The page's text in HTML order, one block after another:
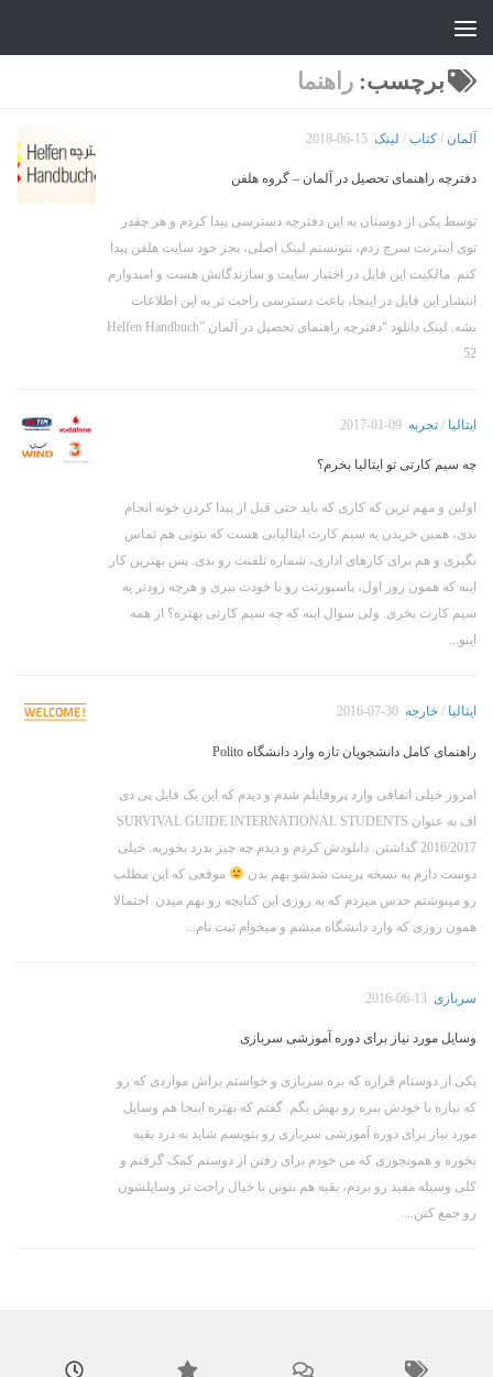
برچسب: راهنما
آلمان / کتاب / لینک 2018-06-15
دفترچه راهنمای تحصیل در آلمان – گروه هلفن
توسط یکی از دوستان به این دفترچه دسترسی پیدا کردم و هر چقدر
توی اینترنت سرچ زدم، نتونستم لینک اصلی، بجز خود سایت هلفن پیدا
کنم. مالکیت این فایل در اختیار سایت و سازندگانش هست و امیدوارم
انتشار این فایل در اینجا، باعث دسترسی راحت تر به این اطلاعات
بشه. لینک دانلود “دفترچه راهنمای تحصیل در آلمان Helfen Handbuch”
52
ایتالیا / تجربه 2017-01-09
چه سیم کارتی تو ایتالیا بخرم؟
اولین و مهم ترین که کاری که باید حتی قبل از پیدا کردن خونه انجام
بدی، همین خریدن یه سیم کارت ایتالیایی هست که بتونی هم تماس
بگیری و هم برای کارهای اداری، شماره تلفنت رو بدی. پس بهترین کار
اینه که همون روز اول، پاسپورتت رو با خودت ببری و هرچه زودتر یه
سیم کارت بخری. ولی سوال اینه که چه سیم کارتی بهتره؟ از همه
اینو...
ایتالیا / خارجه 2016-07-30
راهنمای کامل دانشجویان تازه وارد دانشگاه Polito
امروز خیلی اتفاقی وارد پروفایلم شدم و دیدم که این یک فایل پی دی
اف به عنوان SURVIVAL GUIDE INTERNATIONAL STUDENTS
2016/2017 گذاشتن. دانلودش کردم و دیدم چه چیز بدرد بخوریه. خیلی
دوست دارم یه نسخه پرینت شدشو بهم بدن
موقعی که این مطلب
رو مینوشتم حدس میزدم که یه روزی این کتابچه رو بهم میدن. احتمالا
همون روزی که وارد دانشگاه میشم و میخوام ثبت نام...
سربازی 2016-06-13
وسایل مورد نیاز برای دوره آموزشی سربازی
یکی از دوستام قراره که بره سربازی و خواستم براش مواردی که رو
که نیازه با خودش ببره رو بهش بگم. گفتم که بهتره اینجا هم وسایل
مورد نیاز برای دوره آموزشی سربازی رو بنویسم شاید به درد بقیه
بخوره و همونجوری که من خودم برای رفتن از دوستم کمک گرفتم و
کلی وسیله مفید رو بردم، بقیه هم بتونن با خیال راحت تر وسایلشون
رو جمع کنن....